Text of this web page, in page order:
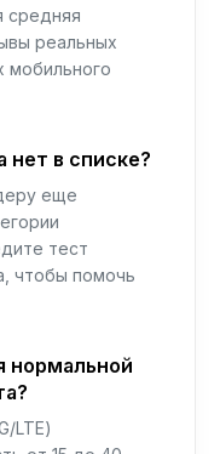
средняя
реальных
мобильного
нет в списке?
еще
тест
чтобы помочь
нормальной
LTE)